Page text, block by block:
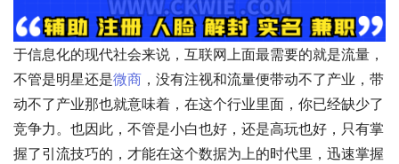
于信息化的现代社会来说，互联网上面最需要的就是流量，
不管是明星还是微商 ，没有注视和流量便带动不了产业，带
动不了产业那也就意味着，在这个行业里面，你已经缺少了
竞争力。也因此，不管是小白也好，还是高玩也好，只有掌
握了引流技巧的，才能在这个数据为上的时代里，迅速掌握